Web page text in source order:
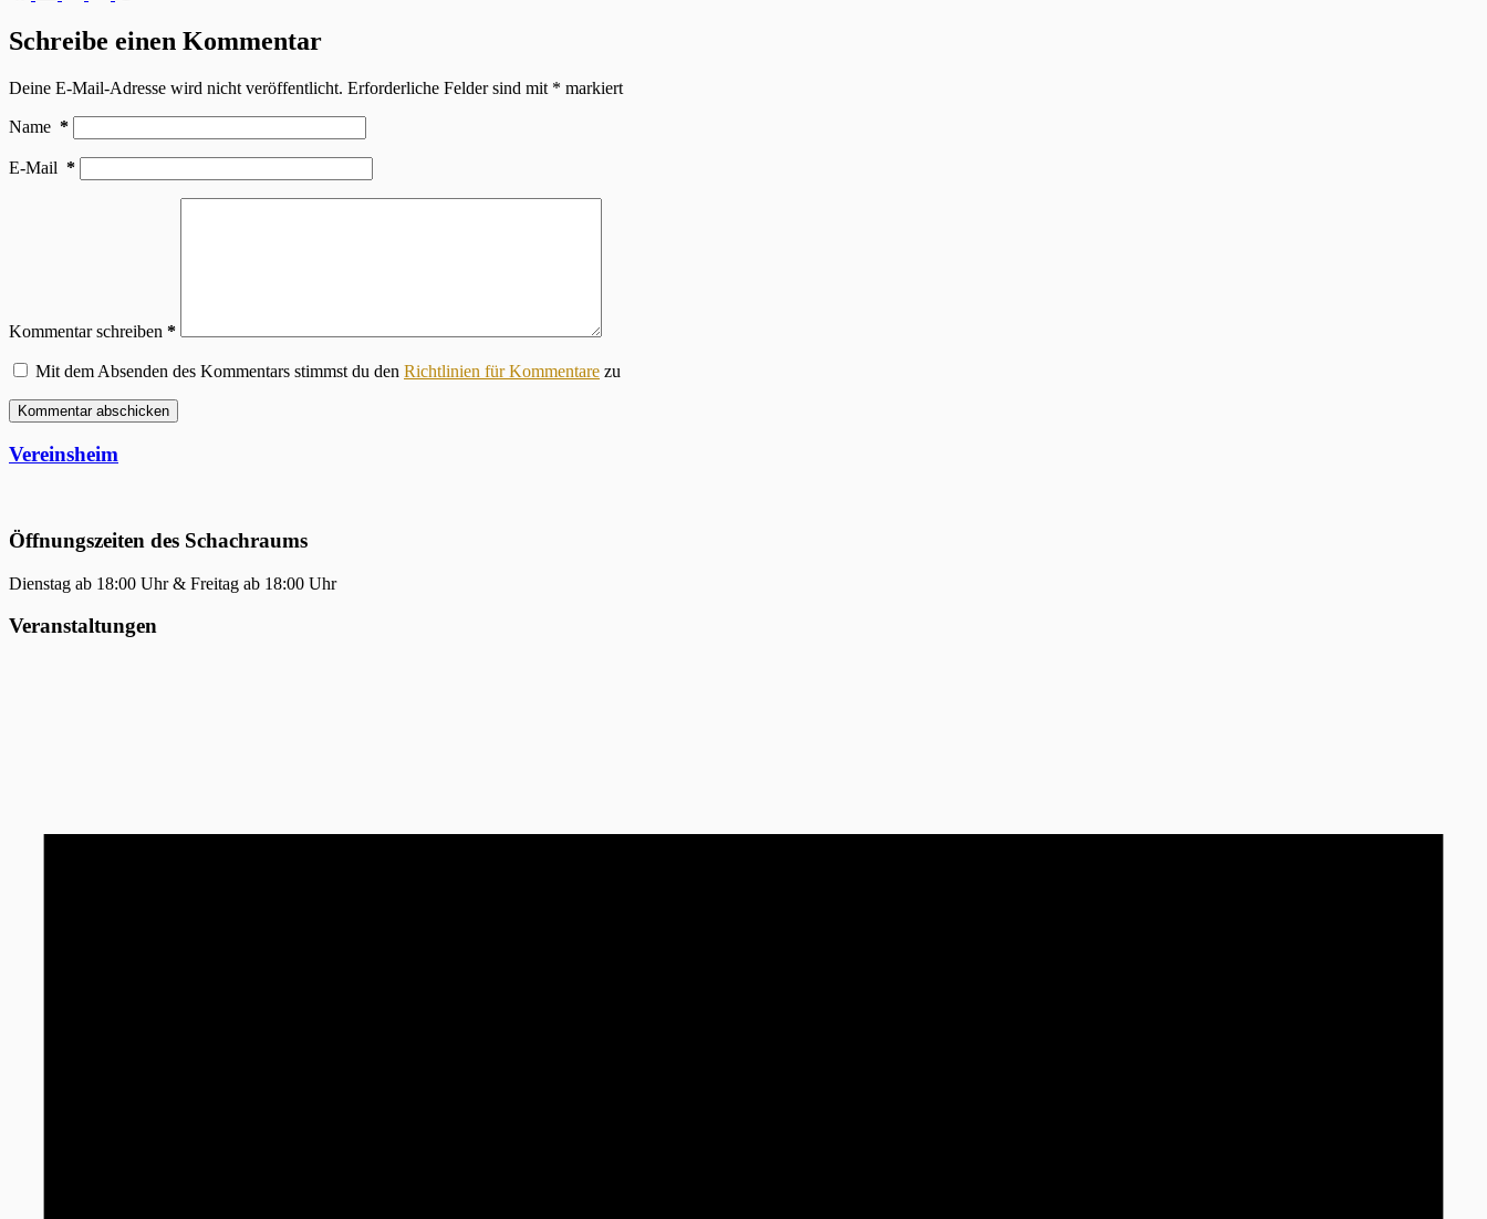
Schreibe einen Kommentar
Deine E-Mail-Adresse wird nicht veröffentlicht. Erforderliche Felder sind mit * markiert
Name *
E-Mail *
Kommentar schreiben *
Mit dem Absenden des Kommentars stimmst du den Richtlinien für Kommentare zu
Kommentar abschicken
Vereinsheim
Öffnungszeiten des Schachraums
Dienstag ab 18:00 Uhr & Freitag ab 18:00 Uhr
Veranstaltungen